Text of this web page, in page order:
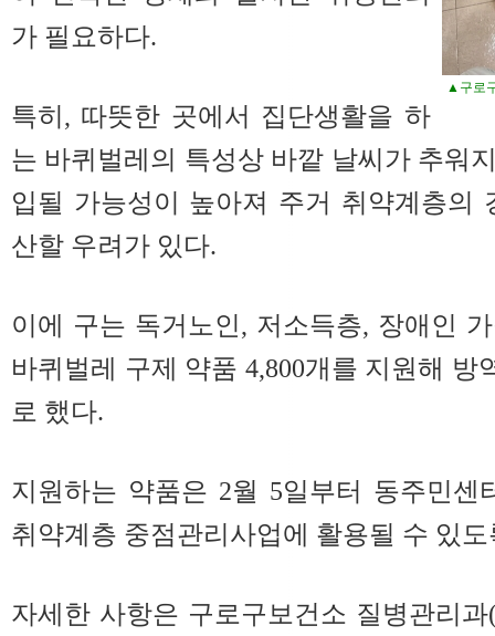
▲구로
가 필요하다.
특히, 따뜻한 곳에서 집단생활을 하
는 바퀴벌레의 특성상 바깥 날씨가 추워
입될 가능성이 높아져 주거 취약계층의
산할 우려가 있다.
이에 구는 독거노인, 저소득층, 장애인
바퀴벌레 구제 약품 4,800개를 지원해 방
로 했다.
지원하는 약품은 2월 5일부터 동주민센
취약계층 중점관리사업에 활용될 수 있
자세한 사항은 구로구보건소 질병관리과